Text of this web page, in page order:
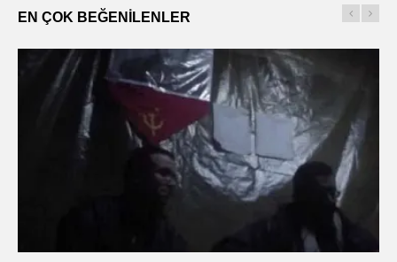
EN ÇOK BEĞENILENLER